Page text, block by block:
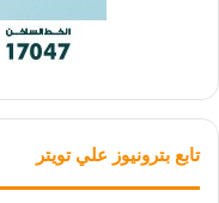
تابع بترونيوز علي تويتر